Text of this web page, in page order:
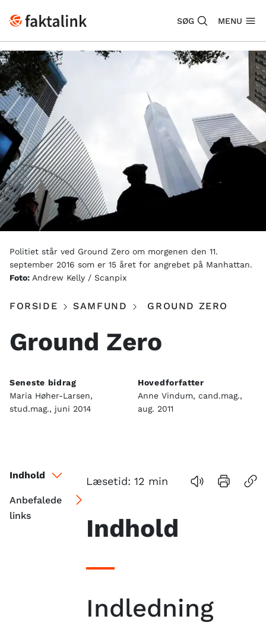
SØG MENU
Politiet står ved Ground Zero om morgenen den 11.
september 2016 som er 15 året for angrebet på Manhattan.
Foto: Andrew Kelly / Scanpix
FORSIDE SAMFUND GROUND ZERO
Ground Zero
Seneste bidrag
Maria Høher-Larsen,
stud.mag., juni 2014
Hovedforfatter
Anne Vindum, cand.mag.,
aug. 2011
Indhold
Anbefalede
links
Læsetid: 12 min
Indhold
Indledning